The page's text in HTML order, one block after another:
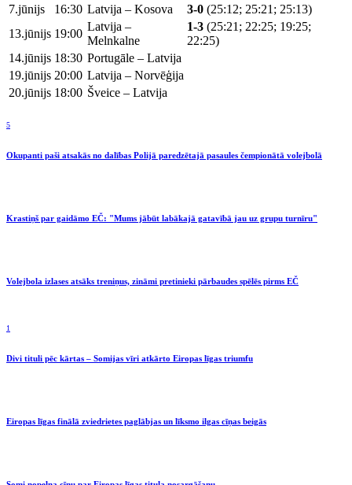
7.jūnijs
16:30 Latvija – Kosova 3-0 (25:12; 25:21; 25:13)
13.jūnijs 19:00
Latvija –
Melnkalne
1-3 (25:21; 22:25; 19:25;
22:25)
14.jūnijs 18:30 Portugāle – Latvija
19.jūnijs 20:00 Latvija – Norvēģija
20.jūnijs 18:00 Šveice – Latvija
5
Okupanti paši atsakās no dalības Polijā paredzētajā pasaules čempionātā volejbolā
Krastiņš par gaidāmo EČ: "Mums jābūt labākajā gatavībā jau uz grupu turnīru"
Volejbola izlases atsāks treniņus, zināmi pretinieki pārbaudes spēlēs pirms EČ
1
Divi tituli pēc kārtas – Somijas vīri atkārto Eiropas līgas triumfu
Eiropas līgas finālā zviedrietes paglābjas un līksmo ilgas cīņas beigās